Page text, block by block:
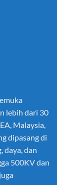
lebih dari 30
Malaysia,
dipasang di
daya, dan
500KV dan